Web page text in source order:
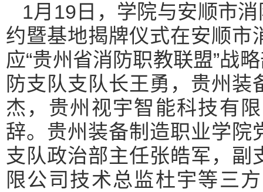
1月19日，学院与安顺市
约暨基地揭牌仪式在安顺市
应“贵州省消防职教联盟”战
防支队支队长王勇，贵州
杰，贵州视宇智能科技有
辞。贵州装备制造职业学院
支队政治部主任张皓军，
限公司技术总监杜宇等三